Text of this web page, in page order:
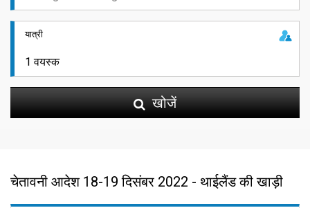
यात्री
खोजें
चेतावनी आदेश 18-19 दिसंबर 2022 - थाईलैंड की खाड़ी